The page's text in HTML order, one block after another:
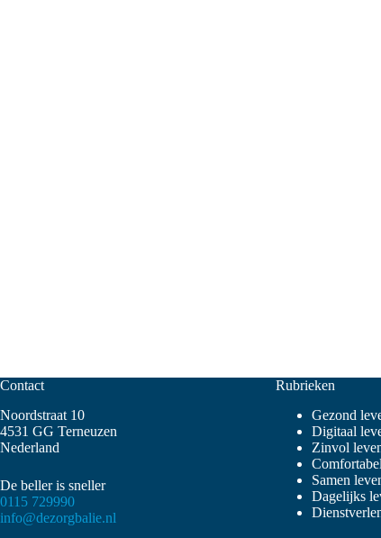
Contact
Noordstraat 10
4531 GG Terneuzen
Nederland
De beller is sneller
0115 729990
info@dezorgbalie.nl
Rubrieken
Gezond
Digitaal
Zinvol
Samen
Dagelijks